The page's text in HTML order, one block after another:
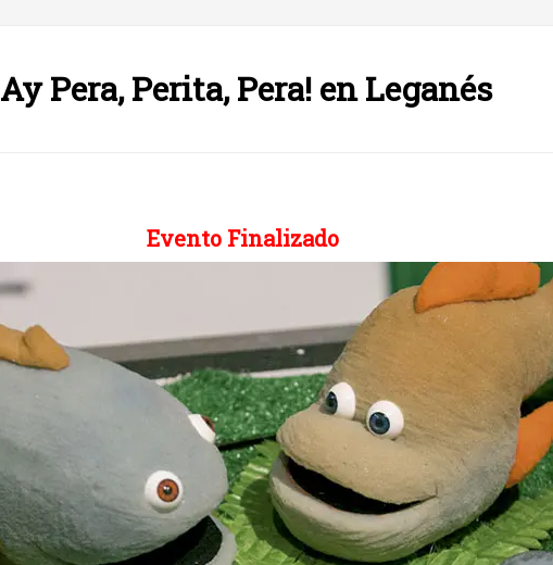
Pera, Perita, Pera! en Leganés
Evento Finalizado